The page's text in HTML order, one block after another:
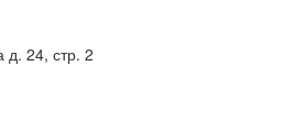
д. 24, стр. 2